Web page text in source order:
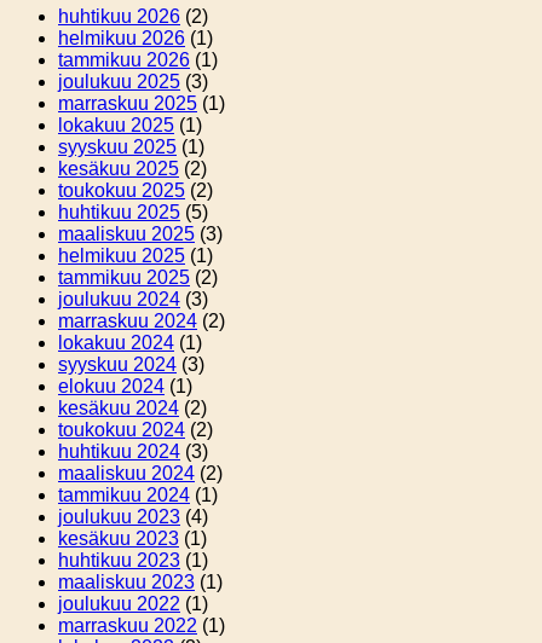
huhtikuu 2026 (2)
helmikuu 2026 (1)
tammikuu 2026 (1)
joulukuu 2025 (3)
marraskuu 2025 (1)
lokakuu 2025 (1)
syyskuu 2025 (1)
kesäkuu 2025 (2)
toukokuu 2025 (2)
huhtikuu 2025 (5)
maaliskuu 2025 (3)
helmikuu 2025 (1)
tammikuu 2025 (2)
joulukuu 2024 (3)
marraskuu 2024 (2)
lokakuu 2024 (1)
syyskuu 2024 (3)
elokuu 2024 (1)
kesäkuu 2024 (2)
toukokuu 2024 (2)
huhtikuu 2024 (3)
maaliskuu 2024 (2)
tammikuu 2024 (1)
joulukuu 2023 (4)
kesäkuu 2023 (1)
huhtikuu 2023 (1)
maaliskuu 2023 (1)
joulukuu 2022 (1)
marraskuu 2022 (1)